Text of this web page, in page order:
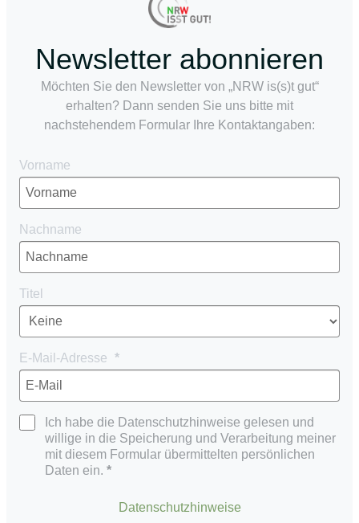
Newsletter abonnieren
Möchten Sie den Newsletter von „NRW is(s)t gut“
erhalten? Dann senden Sie uns bitte mit
nachstehendem Formular Ihre Kontaktangaben:
Vorname
Nachname
Titel
E-Mail-Adresse
Ich habe die Datenschutzhinweise gelesen und
willige in die Speicherung und Verarbeitung meiner
mit diesem Formular übermittelten persönlichen
Daten ein.
Datenschutzhinweise